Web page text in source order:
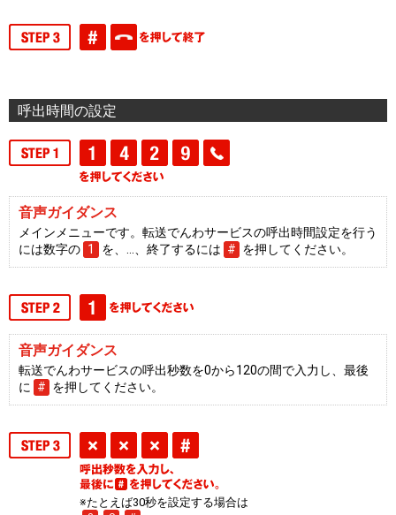
呼出時間の設定
音声ガイダンス
メインメニューです。転送でんわサービスの呼出時間設定を行う
には数字の 1 を、…、終了するには # を押してください。
音声ガイダンス
転送でんわサービスの呼出秒数を0から120の間で入力し、最後
に
# を押してください。
※たとえば30秒を設定する場合は